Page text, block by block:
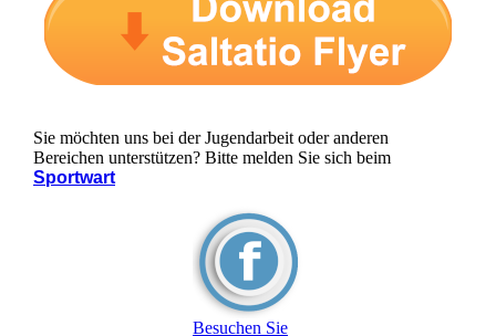
Sie möchten uns bei der Jugendarbeit oder anderen
Bereichen unterstützen? Bitte melden Sie sich beim
Sportwart
Besuchen Sie